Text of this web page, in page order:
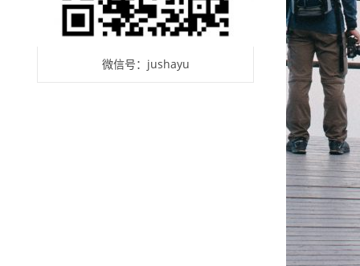
微信号：jushayu